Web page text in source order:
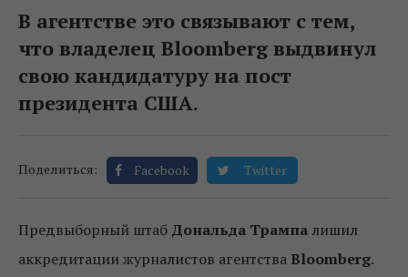
В агентстве это связывают с тем,
что владелец Bloomberg выдвинул
свою кандидатуру на пост
президента США.
Поделиться: Facebook Twitter
Предвыборный штаб Дональда Трампалишил
аккредитации журналистов агентства Bloomberg.